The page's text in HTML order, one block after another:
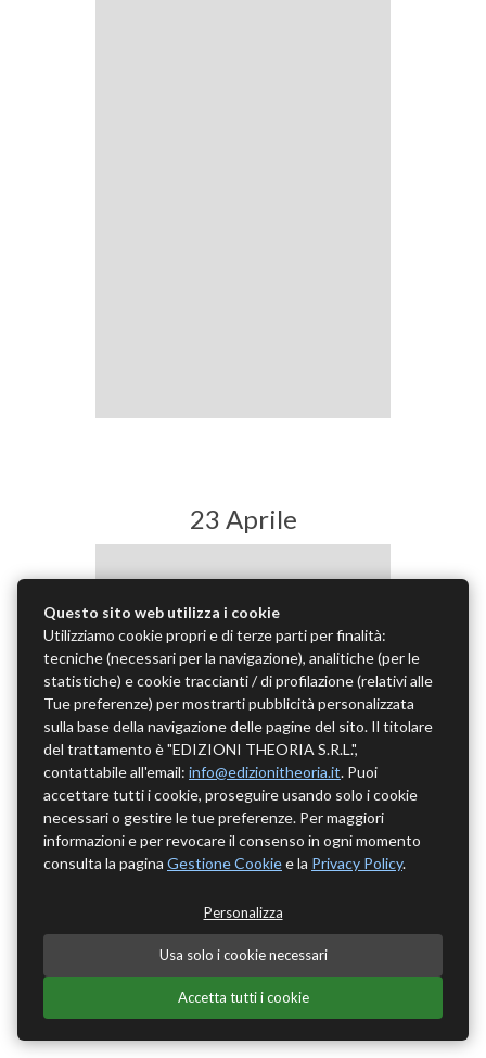
23 Aprile
Questo sito web utilizza i cookie
Utilizziamo cookie propri e di terze parti per finalità:
tecniche (necessari per la navigazione), analitiche (per le
statistiche) e cookie traccianti / di profilazione (relativi alle
Tue preferenze) per mostrarti pubblicità personalizzata
sulla base della navigazione delle pagine del sito. Il titolare
del trattamento è "EDIZIONI THEORIA S.R.L.",
contattabile all'email: info@edizionitheoria.it. Puoi
accettare tutti i cookie, proseguire usando solo i cookie
necessari o gestire le tue preferenze. Per maggiori
informazioni e per revocare il consenso in ogni momento
consulta la pagina Gestione Cookiee la Privacy Policy.
Personalizza
Usa solo i cookie necessari
Accetta tutti i cookie